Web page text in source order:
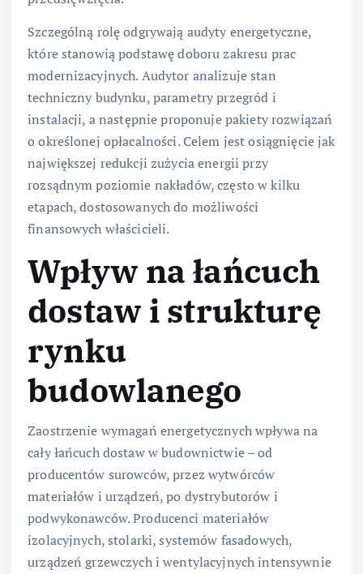
Szczególną rolę odgrywają audyty energetyczne,
które stanowią podstawę doboru zakresu prac
modernizacyjnych. Audytor analizuje stan
techniczny budynku, parametry przegród i
instalacji, a następnie proponuje pakiety rozwiązań
o określonej opłacalności. Celem jest osiągnięcie jak
największej redukcji zużycia energii przy
rozsądnym poziomie nakładów, często w kilku
etapach, dostosowanych do możliwości
finansowych właścicieli.
Wpływ na łańcuch
dostaw i strukturę
rynku
budowlanego
Zaostrzenie wymagań energetycznych wpływa na
cały łańcuch dostaw w budownictwie – od
producentów surowców, przez wytwórców
materiałów i urządzeń, po dystrybutorów i
podwykonawców. Producenci materiałów
izolacyjnych, stolarki, systemów fasadowych,
urządzeń grzewczych i wentylacyjnych intensywnie